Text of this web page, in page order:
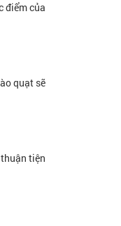
điểm của
quạt sẽ
tiện